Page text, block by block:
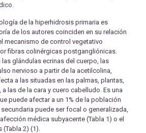
de la hiperhidrosis primaria es
de los autores coinciden en su relación
mecanismo de control vegetativo
fibras colinérgicas postgangliónicas.
glándulas ecrinas del cuerpo, las
nervioso a partir de la acetilcolina,
a las situadas en las palmas, plantas,
a las de la cara y cuero cabelludo. Es una
puede afectar a un 1% de la población
puede ser focal o generalizada,
médica subyacente (Tabla 1) o el
2) (1).